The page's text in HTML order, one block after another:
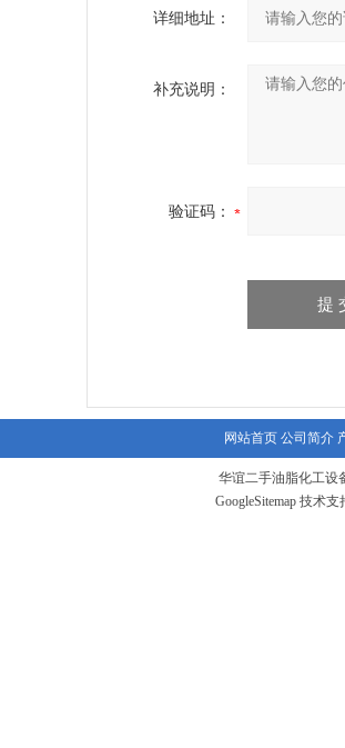
详细地址：
补充说明：
验证码：
网站首页 公司简介
华谊二手油脂化工设
GoogleSitemap 技术支